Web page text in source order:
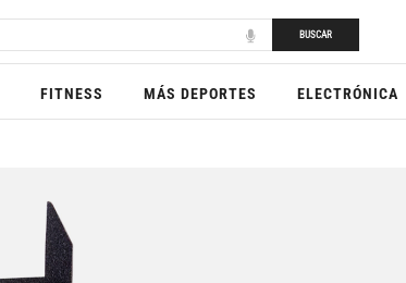
BUSCAR
FITNESS MÁS DEPORTES ELECTRÓNICA